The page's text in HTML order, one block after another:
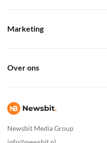
Newsbit Media Group
Marketing
Over ons